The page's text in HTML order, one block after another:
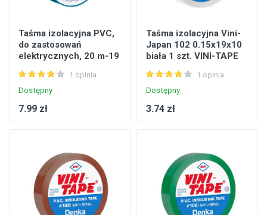
Taśma izolacyjna PVC,
do zastosowań
elektrycznych, 20 m-19
1 opinia
Dostępny
7.99 zł
Taśma izolacyjna Vini-
Japan 102 0.15x19x10
biała 1 szt. VINI-TAPE
1 opinia
Dostępny
3.74 zł